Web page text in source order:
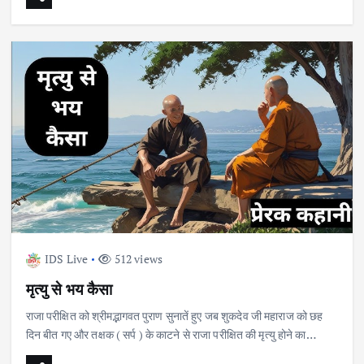
IDS Live 512 views
मृत्यु से भय कैसा
राजा परीक्षित को श्रीमद्भागवत पुराण सुनातें हुए जब शुकदेव जी महाराज को छह
दिन बीत गए और तक्षक ( सर्प ) के काटने से राजा परीक्षित की मृत्यु होने का…